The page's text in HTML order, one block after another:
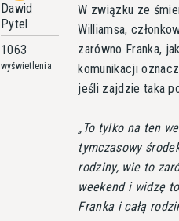
Dawid
Pytel
1063
wyświetlenia
W związku ze
Williamsa,
zarówno Franka,
komunikacji
jeśli zajdzie taka
To tylko na ten
tymczasowy
rodziny, wie to
weekend i widzę
Franka i całą